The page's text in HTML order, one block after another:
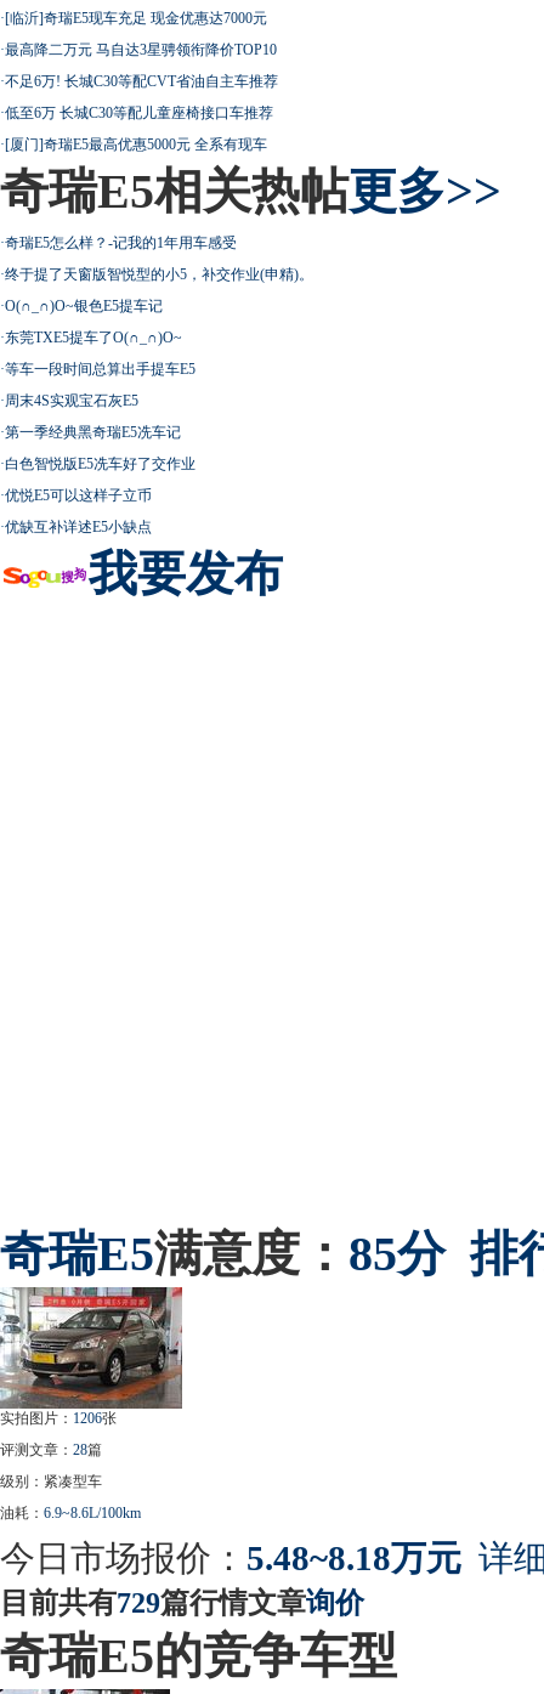
·[临沂]奇瑞E5现车充足 现金优惠达7000元
·最高降二万元 马自达3星骋领衔降价TOP10
·不足6万! 长城C30等配CVT省油自主车推荐
·低至6万 长城C30等配儿童座椅接口车推荐
·[厦门]奇瑞E5最高优惠5000元 全系有现车
奇瑞E5相关热帖更多>>
·奇瑞E5怎么样？-记我的1年用车感受
·终于提了天窗版智悦型的小5，补交作业(申精)。
·O(∩_∩)O~银色E5提车记
·东莞TXE5提车了O(∩_∩)O~
·等车一段时间总算出手提车E5
·周末4S实观宝石灰E5
·第一季经典黑奇瑞E5冼车记
·白色智悦版E5冼车好了交作业
·优悦E5可以这样子立币
·优缺互补详述E5小缺点
我要发布
奇瑞E5满意度： 85分 排
实拍图片： 1206张
评测文章： 28篇
级别：紧凑型车
油耗： 6.9~8.6L/100km
今日市场报价： 5.48~8.18万元 详
目前共有729篇行情文章询价
奇瑞E5的竞争车型